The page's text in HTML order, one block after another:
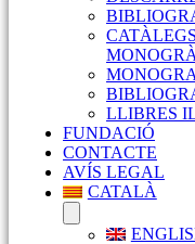
LLIBRES
FUNDACIÓ
CONTACTE
AVÍS LEGAL
CATALÀ